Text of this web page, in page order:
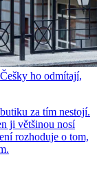
ho odmítají,
za tím nestojí.
ji většinou nosí
rozhoduje o tom,